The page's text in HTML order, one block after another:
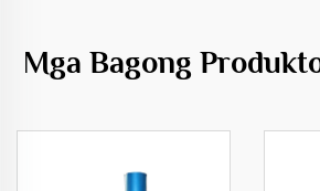
Mga Bagong